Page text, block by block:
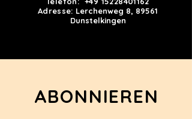
Adresse: Lerchenweg 8, 89561
Dunstelkingen
ABONNIEREN